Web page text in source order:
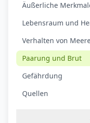
Äußerliche
Lebensraum und
Verhalten von
Paarung und Brut
Gefährdung
Quellen